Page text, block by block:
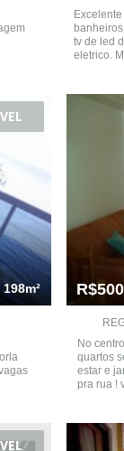
tv de led
eletrico.
198m²
No
quartos
estar e
pra rua !